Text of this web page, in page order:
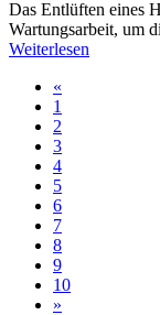
Das Entlüften eines
Wartungsarbeit, um
Weiterlesen
«
1
2
3
4
5
6
7
8
9
10
»